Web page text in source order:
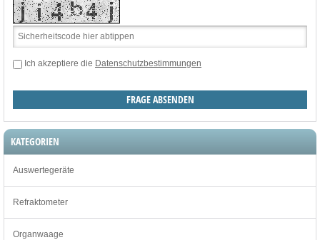
Ich akzeptiere die Datenschutzbestimmungen
KATEGORIEN
Auswertegeräte
Refraktometer
Organwaage